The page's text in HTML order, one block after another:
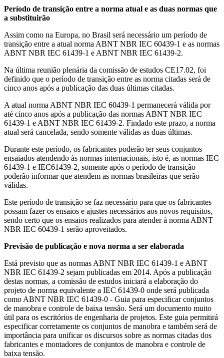
Período de transição entre a norma atual e as duas normas que
a substituirão
Assim como na Europa, no Brasil será necessário um período de
transição entre a atual norma ABNT NBR IEC 60439-1 e as normas
ABNT NBR IEC 61439-1 e ABNT NBR IEC 61439-2.
Na última reunião plenária da comissão de estudos CE17.02, foi
definido que o período de transição entre as norma citadas será de
cinco anos após a publicação das duas últimas citadas.
A atual norma ABNT NBR IEC 60439-1 permanecerá válida por
até cinco anos após a publicação das normas ABNT NBR IEC
61439-1 e ABNT NBR IEC 61439-2. Findado este prazo, a norma
atual será cancelada, sendo somente válidas as duas últimas.
Durante este período, os fabricantes poderão ter seus conjuntos
ensaiados atendendo às normas internacionais, isto é, as normas IEC
61439-1 e IEC61439-2, somente após o período de transição
poderão informar que atendem as normas brasileiras que serão
válidas.
Este período de transição se faz necessário para que os fabricantes
possam fazer os ensaios e ajustes necessários aos novos requisitos,
sendo certo que os ensaios realizados para atender à norma ABNT
NBR IEC 60439-1 serão aproveitados.
Previsão de publicação e nova norma a ser elaborada
Está previsto que as normas ABNT NBR IEC 61439-1 e ABNT
NBR IEC 61439-2 sejam publicadas em 2014. Após a publicação
destas normas, a comissão de estudos iniciará a elaboração do
projeto de norma equivalente a IEC 61439-0 onde será publicada
como ABNT NBR IEC 61439-0 - Guia para especificar conjuntos
de manobra e controle de baixa tensão. Será um documento muito
útil para os escritórios de engenharia de projetos. Este guia permitirá
especificar corretamente os conjuntos de manobra e também será de
importância para unificar os discursos sobre as normas citadas dos
fabricantes e montadores de conjuntos de manobra e controle de
baixa tensão.